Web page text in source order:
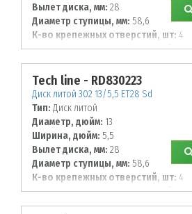
Вылет диска, мм: 28
Диаметр ступицы, мм: 58,6
К-во крепежных отверстий, шт: 4
Диаметр располож. отверстий, мм:
98
Tech line - RD830223
Диск литой 302 13/5,5 ET28 Sd
Тип: Диск литой
Диаметр, дюйм: 13
Ширина, дюйм: 5,5
Вылет диска, мм: 28
Диаметр ступицы, мм: 58,6
К-во крепежных отверстий, шт: 4
Диаметр располож. отверстий, мм:
98